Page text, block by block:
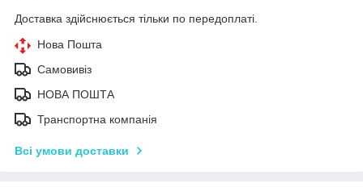
Доставка здійснюється тільки по передоплаті.
Нова Пошта
Самовивіз
НОВА ПОШТА
Транспортна компанія
Всі умови доставки